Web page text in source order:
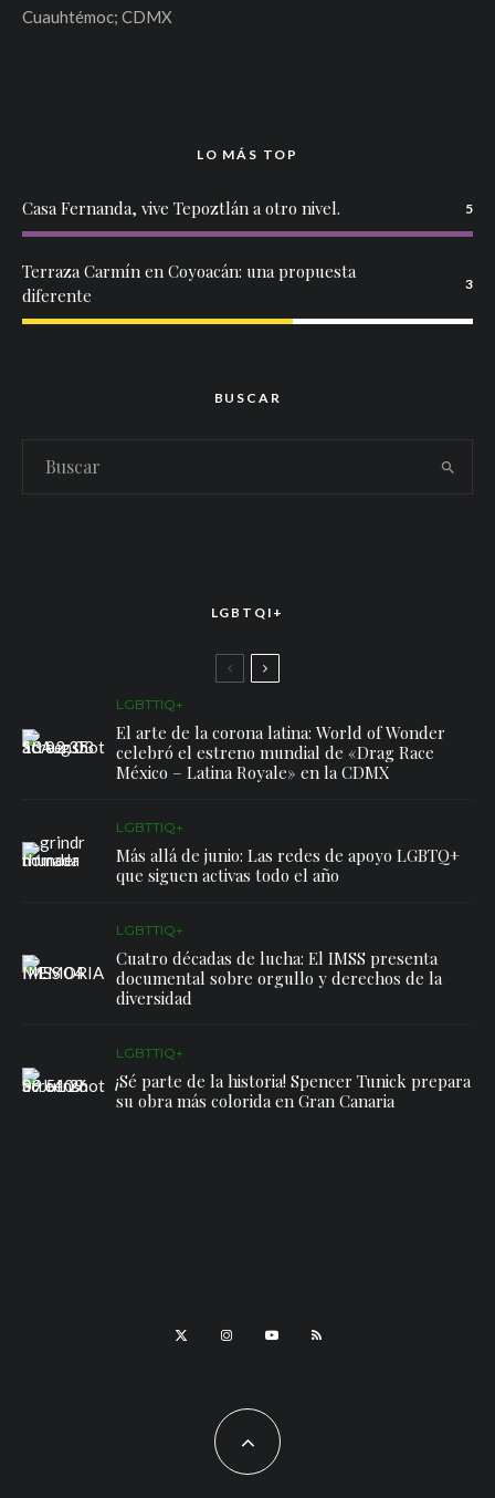
Cuauhtémoc; CDMX
LO MÁS TOP
Casa Fernanda, vive Tepoztlán a otro nivel. 5
Terraza Carmín en Coyoacán: una propuesta
diferente
3
BUSCAR
LGBTQI+
LGBTTIQ+
El arte de la corona latina: World of Wonder
celebró el estreno mundial de «Drag Race
México – Latina Royale» en la CDMX
LGBTTIQ+
Más allá de junio: Las redes de apoyo LGBTQ+
que siguen activas todo el año
LGBTTIQ+
Cuatro décadas de lucha: El IMSS presenta
documental sobre orgullo y derechos de la
diversidad
LGBTTIQ+
¡Sé parte de la historia! Spencer Tunick prepara
su obra más colorida en Gran Canaria